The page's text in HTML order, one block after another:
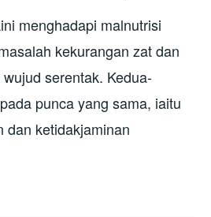
menghadapi malnutrisi
kekurangan zat dan
serentak. Kedua-
punca yang sama, iaitu
dan ketidakjaminan